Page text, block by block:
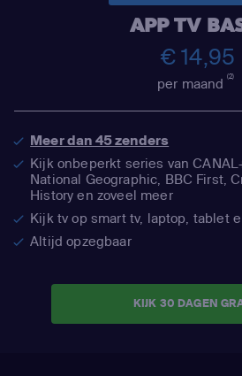
APP TV
€ 14,95
per maand(2)
Meer dan 45 zenders
Kijk onbeperkt series van
National Geographic, BBC First,
History en zoveel meer
Kijk tv op smart tv, laptop, tablet
Altijd opzegbaar
KIJK 30 DAGEN